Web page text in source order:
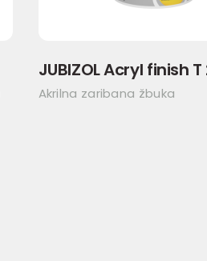
JUBIZOL Acryl finish
Akrilna zaribana žbuka